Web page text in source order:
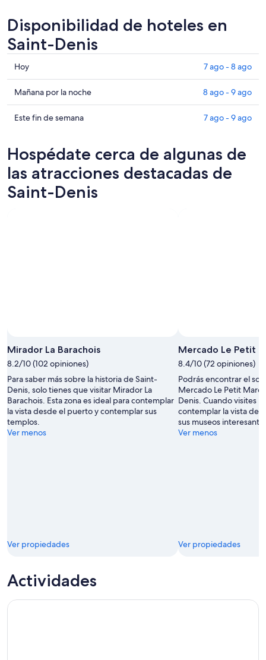
Disponibilidad de hoteles en
Saint-Denis
Consultar
precios
en
Saint-
Denis
7
-
8
Hoy 7 ago - 8 ago
Consultar
precios
en
para
mañana
por
la
Mañana por la noche 8 ago - 9 ago
Consultar
Saint-
Denis
para
este
Este fin de semana 7 ago - 9 ago
Hospédate cerca de algunas de
las atracciones destacadas de
Saint-Denis
Mirador La Barachois
8.2/10 (102 opiniones)
Para saber más sobre la historia de Saint-
Denis, solo tienes que visitar Mirador La
Barachois. Esta zona es ideal para contemplar
la vista desde el puerto y contemplar sus
templos.
Ver menos
Ver propiedades
Mercado Le Petit
8.4/10 (72 opiniones)
Podrás encontrar el
Mercado Le Petit
Denis. Cuando visites
contemplar la vista
sus museos
Ver menos
Ver propiedades
Actividades
Tour privado y guiado de un día por la isla de la Reunión